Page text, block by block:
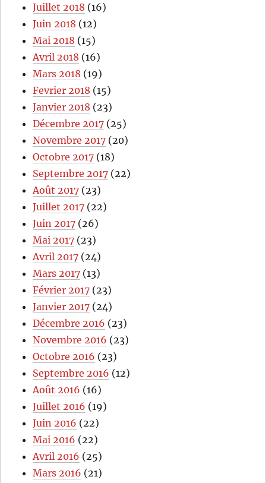
Juillet 2018 (16)
Juin 2018 (12)
Mai 2018 (15)
Avril 2018 (16)
Mars 2018 (19)
Fevrier 2018 (15)
Janvier 2018 (23)
Décembre 2017 (25)
Novembre 2017 (20)
Octobre 2017 (18)
Septembre 2017 (22)
Août 2017 (23)
Juillet 2017 (22)
Juin 2017 (26)
Mai 2017 (23)
Avril 2017 (24)
Mars 2017 (13)
Février 2017 (23)
Janvier 2017 (24)
Décembre 2016 (23)
Novembre 2016 (23)
Octobre 2016 (23)
Septembre 2016 (12)
Août 2016 (16)
Juillet 2016 (19)
Juin 2016 (22)
Mai 2016 (22)
Avril 2016 (25)
Mars 2016 (21)